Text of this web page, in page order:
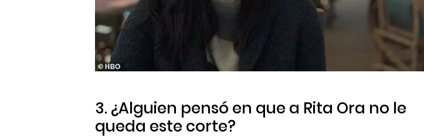
3. ¿Alguien pensó en que a Rita Ora no le
queda este corte?